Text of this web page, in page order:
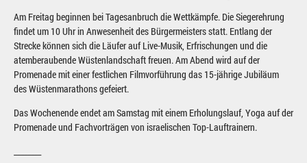
Am Freitag beginnen bei Tagesanbruch die Wettkämpfe. Die Siegerehrung
findet um 10 Uhr in Anwesenheit des Bürgermeisters statt. Entlang der
Strecke können sich die Läufer auf Live-Musik, Erfrischungen und die
atemberaubende Wüstenlandschaft freuen. Am Abend wird auf der
Promenade mit einer festlichen Filmvorführung das 15-jährige Jubiläum
des Wüstenmarathons gefeiert.
Das Wochenende endet am Samstag mit einem Erholungslauf, Yoga auf der
Promenade und Fachvorträgen von israelischen Top-Lauftrainern.